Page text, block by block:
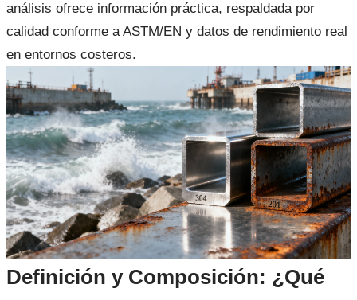
análisis ofrece información práctica, respaldada por
calidad conforme a ASTM/EN y datos de rendimiento real
en entornos costeros.
Definición y Composición: ¿Qué